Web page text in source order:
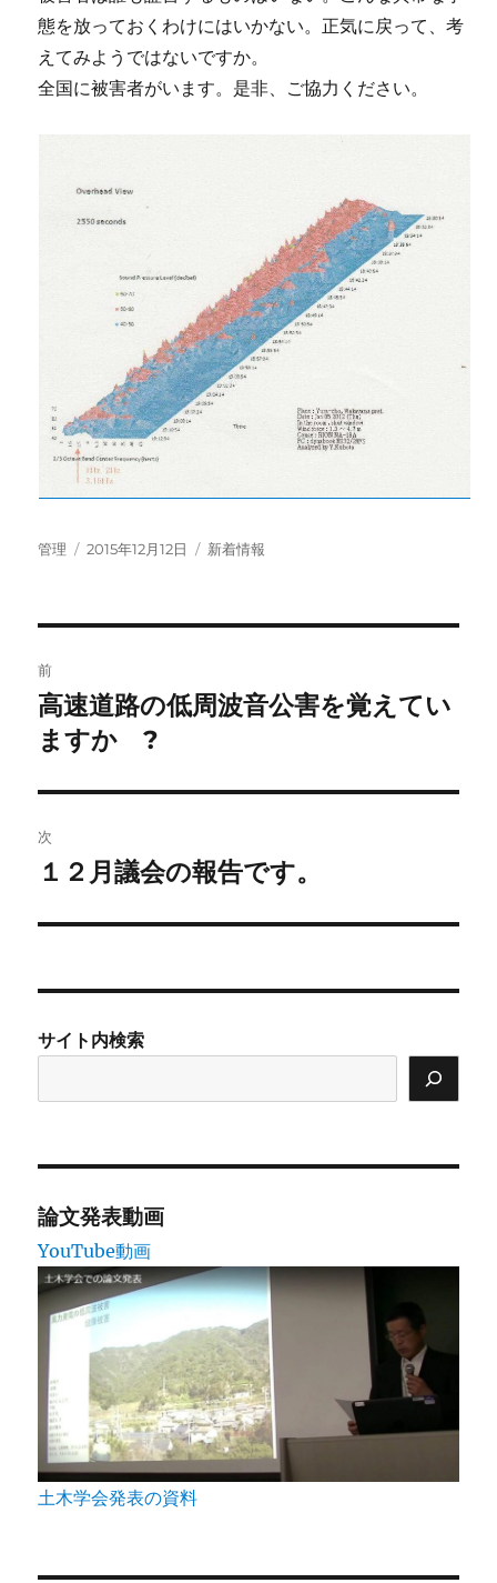
態を放っておくわけにはいかない。正気に戻って、考
えてみようではないですか。
全国に被害者がいます。是非、ご協力ください。
投
管理
投
2015年12月12日
カ
新着情報
稿
ナ
ビ
ゲ
ー
シ
前
前
の
稿:
高速道路の低周波音公害を覚えてい
ますか ?
次
次
投
１２月議会の報告です。
サイト内検索
論文発表動画
YouTube動画
土木学会発表の資料